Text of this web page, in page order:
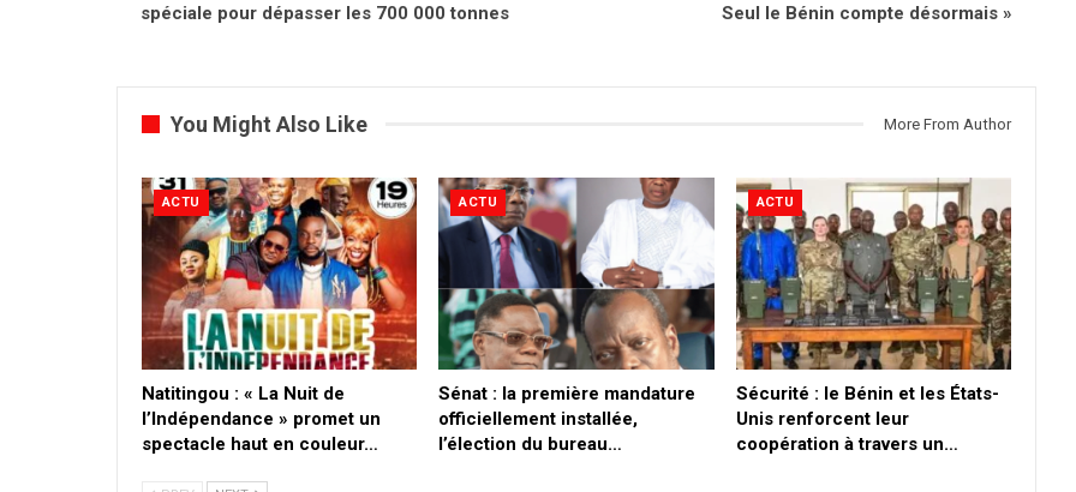
spéciale pour dépasser les 700 000 tonnes
Seul le Bénin compte désormais »
You Might Also Like More From Author
ACTU
​Natitingou : « La Nuit de
l’Indépendance » promet un
spectacle haut en couleur…
ACTU
Sénat : la première mandature
officiellement installée,
l’élection du bureau…
ACTU
Sécurité : le Bénin et les États-
Unis renforcent leur
coopération à travers un…